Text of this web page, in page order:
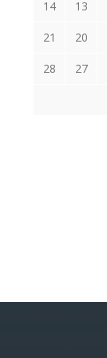
13
14
20
21
27
28